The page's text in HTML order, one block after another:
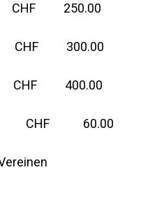
250.00
300.00
400.00
CHF 60.00
Vereinen